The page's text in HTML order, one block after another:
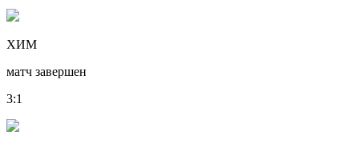
ХИМ
матч завершен
3:1